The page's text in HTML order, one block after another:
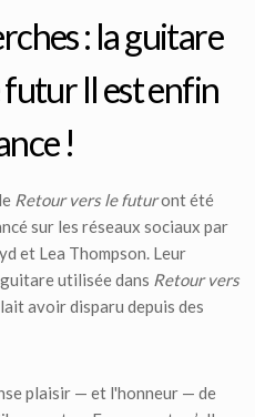
: la guitare
II est enfin
!
Retour vers le futuront été
sur les réseaux sociaux par
et Lea Thompson. Leur
utilisée dans Retour vers
avoir disparu depuis des
plaisir — et l'honneur — de